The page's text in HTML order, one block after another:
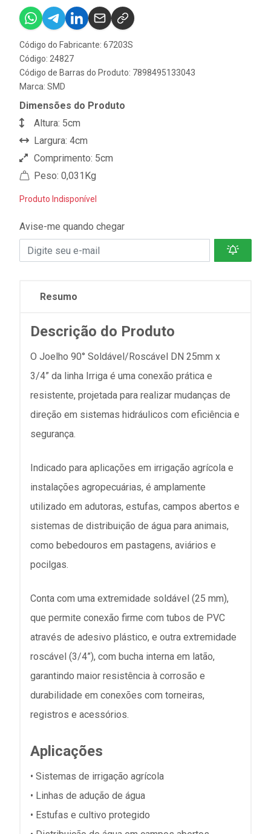
Código do Fabricante: 67203S
Código: 24827
Código de Barras do Produto: 7898495133043
Marca: SMD
Dimensões do Produto
Altura: 5cm
Largura: 4cm
Comprimento: 5cm
Peso: 0,031Kg
Produto Indisponível
Avise-me quando chegar
Resumo
Descrição do Produto
O Joelho 90° Soldável/Roscável DN 25mm x
3/4” da linha Irriga é uma conexão prática e
resistente, projetada para realizar mudanças de
direção em sistemas hidráulicos com eficiência e
segurança.
Indicado para aplicações em irrigação agrícola e
instalações agropecuárias, é amplamente
utilizado em adutoras, estufas, campos abertos e
sistemas de distribuição de água para animais,
como bebedouros em pastagens, aviários e
pocilgas.
Conta com uma extremidade soldável (25 mm),
que permite conexão firme com tubos de PVC
através de adesivo plástico, e outra extremidade
roscável (3/4”), com bucha interna em latão,
garantindo maior resistência à corrosão e
durabilidade em conexões com torneiras,
registros e acessórios.
Aplicações
• Sistemas de irrigação agrícola
• Linhas de adução de água
• Estufas e cultivo protegido